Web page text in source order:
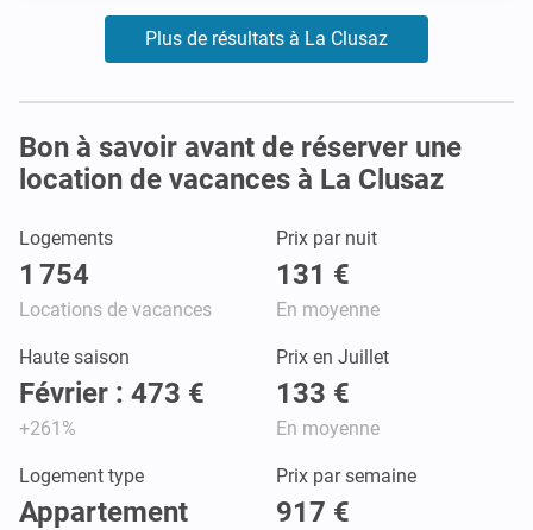
Plus de résultats à La Clusaz
Bon à savoir avant de réserver une
location de vacances à La Clusaz
Logements
1 754
Locations de vacances
Prix par nuit
131 €
En moyenne
Haute saison
Février : 473 €
+261%
Prix en Juillet
133 €
En moyenne
Logement type
Appartement
Prix par semaine
917 €